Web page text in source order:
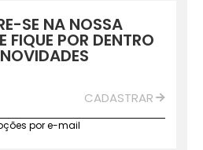
SE NA NOSSA
FIQUE POR DENTRO
CADASTRAR
por e-mail